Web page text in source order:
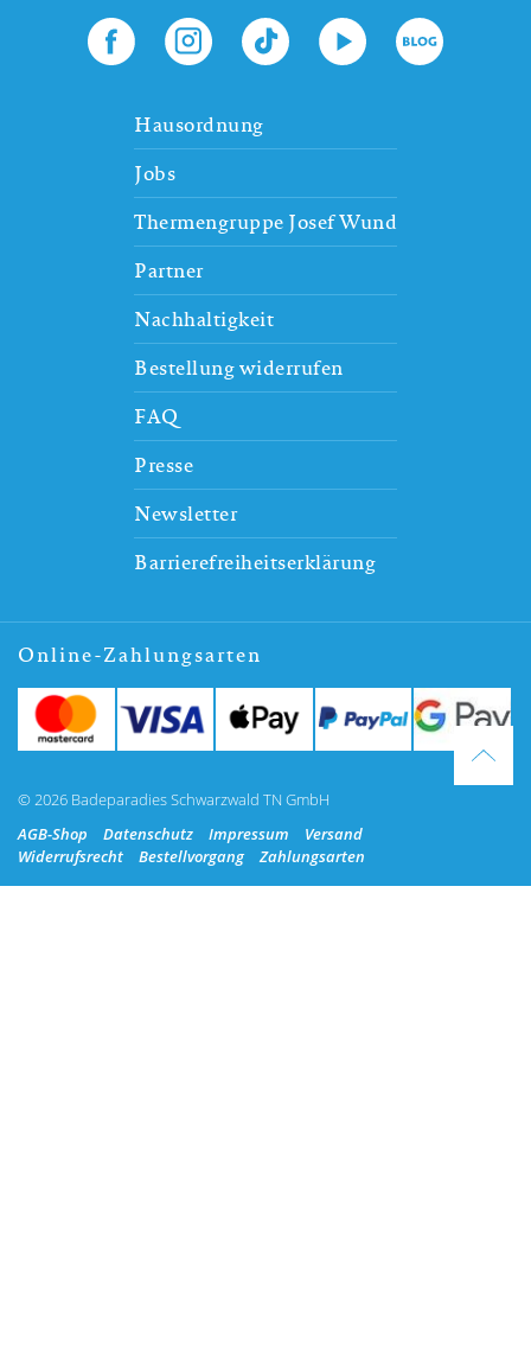
Hausordnung
Jobs
Thermengruppe Josef Wund
Partner
Nachhaltigkeit
Bestellung widerrufen
FAQ
Presse
Newsletter
Barrierefreiheitserklärung
Online-Zahlungsarten
© 2026 Badeparadies Schwarzwald TN GmbH
AGB-Shop
Datenschutz Impressum
Versand
Widerrufsrecht
Bestellvorgang Zahlungsarten